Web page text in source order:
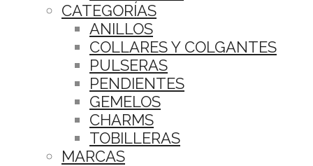
CATEGORÍAS
ANILLOS
COLLARES Y COLGANTES
PULSERAS
PENDIENTES
GEMELOS
CHARMS
TOBILLERAS
MARCAS